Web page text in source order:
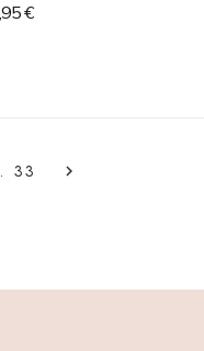
€
33 